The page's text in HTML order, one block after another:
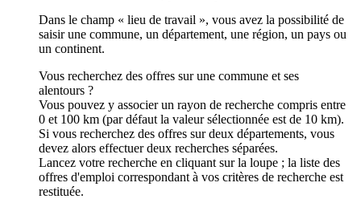
Dans le champ « lieu de travail », vous avez la possibilité de
saisir une commune, un département, une région, un pays ou
un continent.
Vous recherchez des offres sur une commune et ses
alentours ?
Vous pouvez y associer un rayon de recherche compris entre
0 et 100 km (par défaut la valeur sélectionnée est de 10 km).
Si vous recherchez des offres sur deux départements, vous
devez alors effectuer deux recherches séparées.
Lancez votre recherche en cliquant sur la loupe ; la liste des
offres d'emploi correspondant à vos critères de recherche est
restituée.